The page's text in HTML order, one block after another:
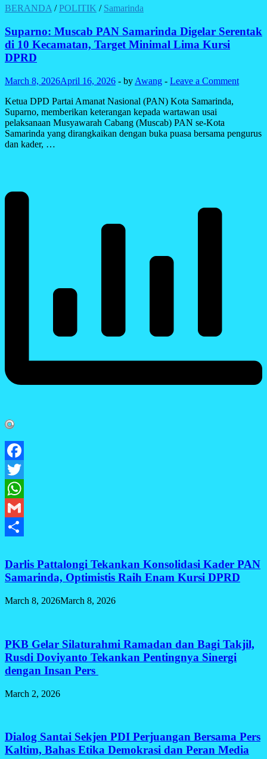
BERANDA /POLITIK / Samarinda
Suparno: Muscab PAN Samarinda Digelar Serentak
di 10 Kecamatan, Target Minimal Lima Kursi
DPRD
March 8, 2026April 16, 2026 - by Awang - Leave a Comment
Ketua DPD Partai Amanat Nasional (PAN) Kota Samarinda,
Suparno, memberikan keterangan kepada wartawan usai
pelaksanaan Musyawarah Cabang (Muscab) PAN se-Kota
Samarinda yang dirangkaikan dengan buka puasa bersama pengurus
dan kader, …
Facebook
Twitter
WhatsApp
Gmail
Darlis Pattalongi Tekankan Konsolidasi Kader PAN
Samarinda, Optimistis Raih Enam Kursi DPRD
March 8, 2026March 8, 2026
PKB Gelar Silaturahmi Ramadan dan Bagi Takjil,
Rusdi Doviyanto Tekankan Pentingnya Sinergi
dengan Insan Pers
March 2, 2026
Dialog Santai Sekjen PDI Perjuangan Bersama Pers
Kaltim, Bahas Etika Demokrasi dan Peran Media